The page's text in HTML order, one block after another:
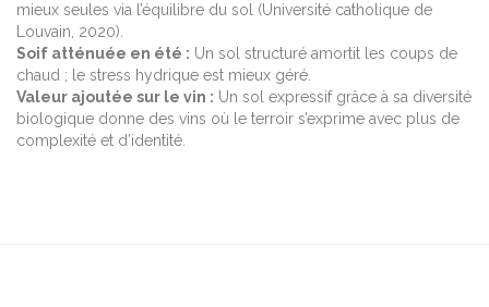
mieux seules via l’équilibre du sol (Université catholique de
Louvain, 2020).
Soif atténuée en été : Un sol structuré amortit les coups de
chaud ; le stress hydrique est mieux géré.
Valeur ajoutée sur le vin : Un sol expressif grâce à sa diversité
biologique donne des vins où le terroir s’exprime avec plus de
complexité et d’identité.